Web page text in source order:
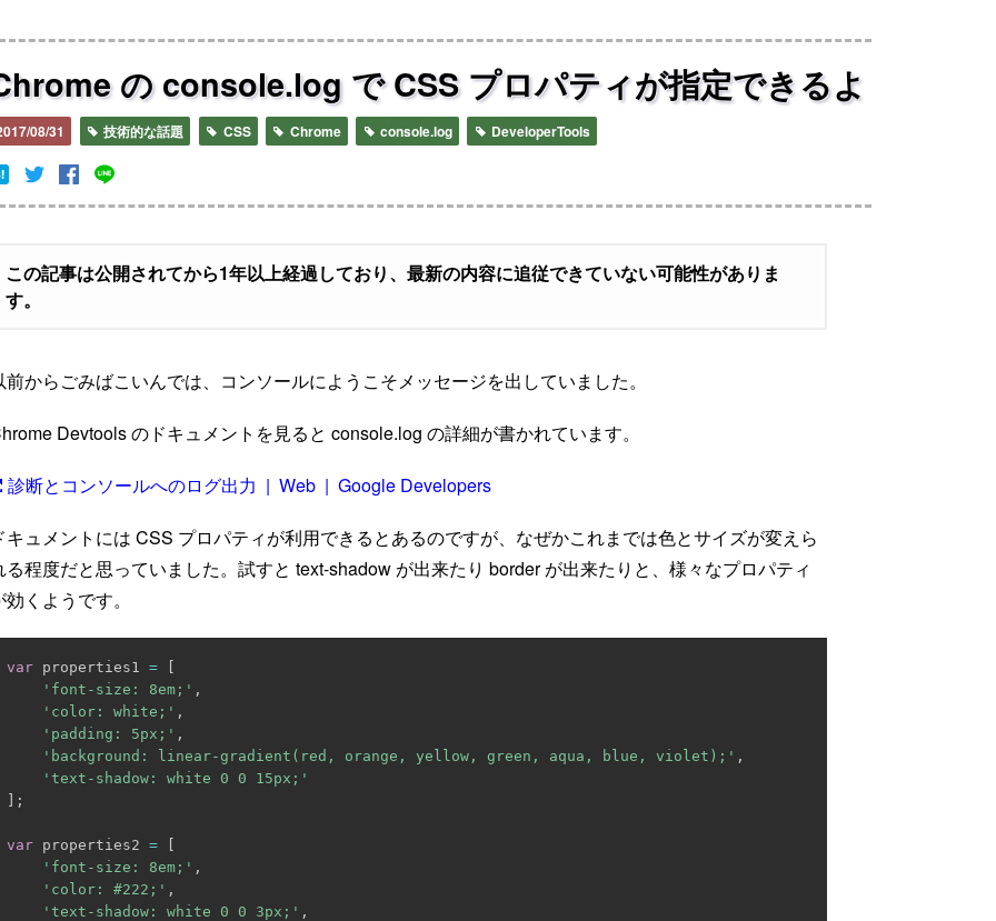
の console.log で CSS プロパティが指定できるよ
08/31 技術的な話題 CSS Chrome console.log DeveloperTools
この記事は公開されてから1年以上経過しており、最新の内容に追従できていない可能性がありま
す。
前からごみばこいんでは、コンソールにようこそメッセージを出していました。
Devtools のドキュメントを見ると console.log の詳細が書かれています。
診断とコンソールへのログ出力 | Web | Google Developers
キュメントには CSS プロパティが利用できるとあるのですが、なぜかこれまでは色とサイズが変えら
る程度だと思っていました。試すと text-shadow が出来たり border が出来たりと、様々なプロパティ
効くようです。
var properties1 =
[
'font-size: 8em;' ,
'color: white;' ,
'padding: 5px;' ,
'background: linear-gradient(red, orange, yellow, green, aqua, blue, violet);' ,
'text-shadow: white 0 0 15px;'
] ;
var properties2 =
[
'font-size: 8em;' ,
'color: #222;' ,
'text-shadow: white 0 0 3px;' ,